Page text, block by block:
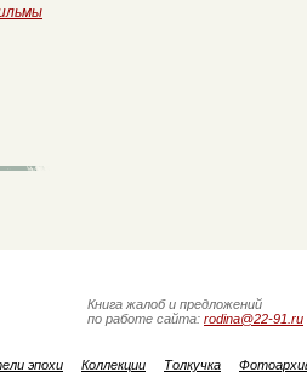
Книга жалоб и предложений
по работе сайта: rodina@22-91.ru
эпохи Коллекции Толкучка